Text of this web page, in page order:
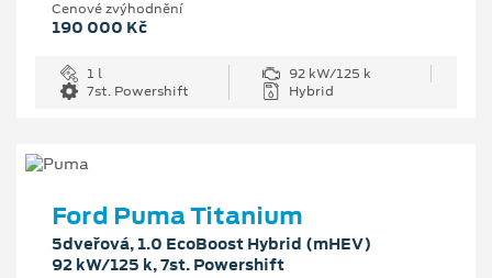
Cenové zvýhodnění
190 000 Kč
1 l
92 kW/125 k
7st. Powershift
Hybrid
Ford Puma Titanium
5dveřová, 1.0 EcoBoost Hybrid (mHEV)
92 kW/125 k, 7st. Powershift